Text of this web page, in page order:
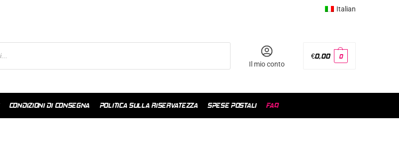
Italian
Il mio conto
€0,00 0
CONDIZIONI DI CONSEGNA POLITICA SULLA RISERVATEZZA SPESE POSTALI FAQ